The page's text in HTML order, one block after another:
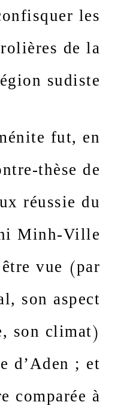
les
de la
sudiste.
fut, en
thèse de
réussie du
Minh-Ville
vue (par
son aspect
son climat)
d’Aden ; et
comparée à